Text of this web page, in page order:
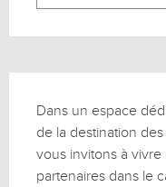
Dans un espace
de la destination
vous invitons à
partenaires dans le